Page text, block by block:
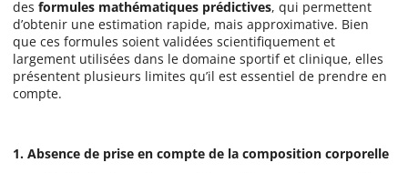
des formules mathématiques prédictives, qui permettent
d’obtenir une estimation rapide, mais approximative. Bien
que ces formules soient validées scientifiquement et
largement utilisées dans le domaine sportif et clinique, elles
présentent plusieurs limites qu’il est essentiel de prendre en
compte.
1. Absence de prise en compte de la composition corporelle